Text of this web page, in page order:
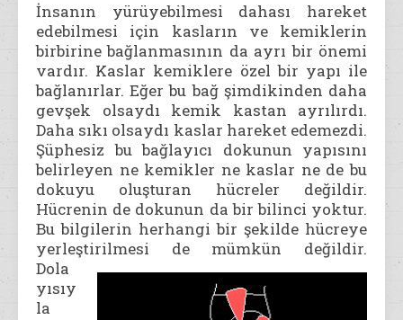
İnsanın yürüyebilmesi dahası hareket
edebilmesi için kasların ve kemiklerin
birbirine bağlanmasının da ayrı bir önemi
vardır. Kaslar kemiklere özel bir yapı ile
bağlanırlar. Eğer bu bağ şimdikinden daha
gevşek olsaydı kemik kastan ayrılırdı.
Daha sıkı olsaydı kaslar hareket edemezdi.
Şüphesiz bu bağlayıcı dokunun yapısını
belirleyen ne kemikler ne kaslar ne de bu
dokuyu oluşturan hücreler değildir.
Hücrenin de dokunun da bir bilinci yoktur.
Bu bilgilerin herhangi bir şekilde hücreye
yerleştirilmesi de mümkün değildir.
Dola
yısıy
la